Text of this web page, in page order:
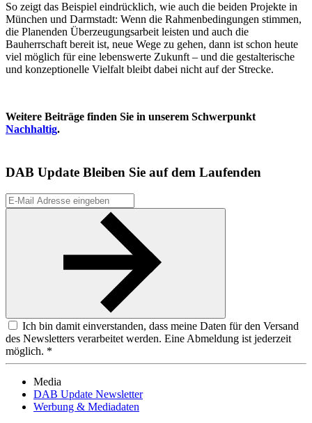
So zeigt das Beispiel eindrücklich, wie auch die beiden Projekte in
München und Darmstadt: Wenn die Rahmenbedingungen stimmen,
die Planenden Überzeugungsarbeit leisten und auch die
Bauherrschaft bereit ist, neue Wege zu gehen, dann ist schon heute
viel möglich für eine lebenswerte Zukunft – und die gestalterische
und konzeptionelle Vielfalt bleibt dabei nicht auf der Strecke.
Weitere Beiträge finden Sie in unserem Schwerpunkt
Nachhaltig.
DAB Update Bleiben Sie auf dem Laufenden
Ich bin damit einverstanden, dass meine Daten für den Versand
des Newsletters verarbeitet werden. Eine Abmeldung ist jederzeit
möglich. *
Media
DAB Update Newsletter
Werbung & Mediadaten